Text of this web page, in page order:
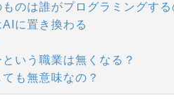
のは誰がプログラミングする
に置き換わる
いう職業は無くなる？
も無意味なの？